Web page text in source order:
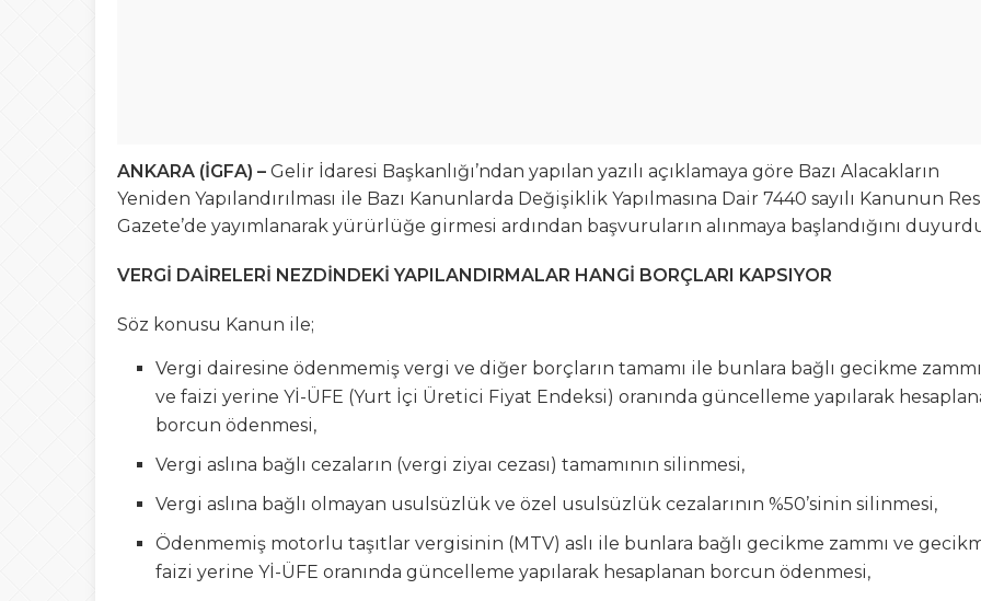
ANKARA (İGFA) – Gelir İdaresi Başkanlığı’ndan yapılan yazılı açıklamaya göre Bazı Alacakların
Yeniden Yapılandırılması ile Bazı Kanunlarda Değişiklik Yapılmasına Dair 7440 sayılı Kanunun
Gazete’de yayımlanarak yürürlüğe girmesi ardından başvuruların alınmaya başlandığını
VERGİ DAİRELERİ NEZDİNDEKİ YAPILANDIRMALAR HANGİ BORÇLARI KAPSIYOR
Söz konusu Kanun ile;
Vergi dairesine ödenmemiş vergi ve diğer borçların tamamı ile bunlara bağlı gecikme zammı
ve faizi yerine Yİ-ÜFE (Yurt İçi Üretici Fiyat Endeksi) oranında güncelleme yapılarak
borcun ödenmesi,
Vergi aslına bağlı cezaların (vergi ziyaı cezası) tamamının silinmesi,
Vergi aslına bağlı olmayan usulsüzlük ve özel usulsüzlük cezalarının %50’sinin silinmesi,
Ödenmemiş motorlu taşıtlar vergisinin (MTV) aslı ile bunlara bağlı gecikme zammı ve
faizi yerine Yİ-ÜFE oranında güncelleme yapılarak hesaplanan borcun ödenmesi,